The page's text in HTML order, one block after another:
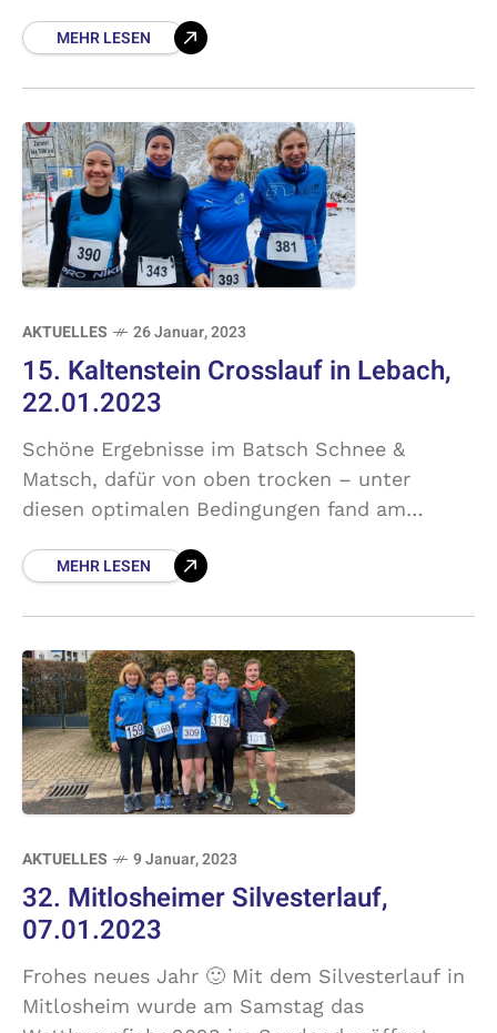
km-Strecke
MEHR LESEN
AKTUELLES 26 Januar, 2023
15. Kaltenstein Crosslauf in Lebach,
22.01.2023
Schöne Ergebnisse im Batsch Schnee &
Matsch, dafür von oben trocken – unter
diesen optimalen Bedingungen fand am
der LTF Theeltal statt. Auf unterschiedlich
MEHR LESEN
AKTUELLES 9 Januar, 2023
32. Mitlosheimer Silvesterlauf,
07.01.2023
Frohes neues Jahr 🙂 Mit dem Silvesterlauf in
Mitlosheim wurde am Samstag das